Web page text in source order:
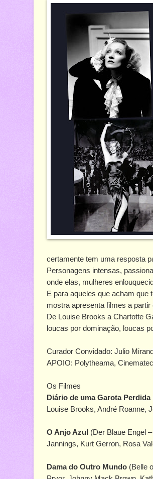
certamente tem uma resposta
Personagens intensas,
onde elas, mulheres
E para aqueles que acham
mostra apresenta filmes a
De Louise Brooks a Chartotte
loucas por dominação, loucas
Curador Convidado: Julio
APOIO: Polytheama,
Os Filmes
Diário de uma Garota Perdida
Louise Brooks, André Roanne,
O Anjo Azul (Der Blaue Engel
Jannings, Kurt Gerron, Rosa
Dama do Outro Mundo (Belle